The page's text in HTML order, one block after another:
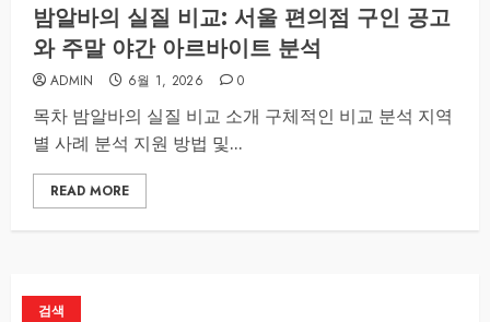
밤알바의 실질 비교: 서울 편의점 구인 공고
와 주말 야간 아르바이트 분석
ADMIN 6월 1, 2026 0
목차 밤알바의 실질 비교 소개 구체적인 비교 분석 지역
별 사례 분석 지원 방법 및...
READ MORE
검색